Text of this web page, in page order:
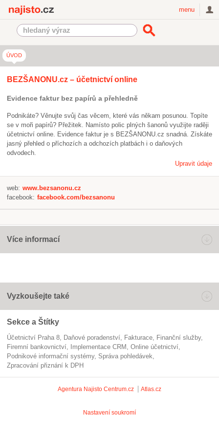
menu
ÚVOD
BEZŠANONU.cz – účetnictví online
Evidence faktur bez papírů a přehledně
Podnikáte? Věnujte svůj čas věcem, které vás někam posunou. Topíte
se v moři papírů? Přežitek. Namísto polic plných šanonů využijte raději
účetnictví online. Evidence faktur je s BEZŠANONU.cz snadná. Získáte
jasný přehled o příchozích a odchozích platbách i o daňových
odvodech.
Upravit údaje
web: www.bezsanonu.cz
facebook: facebook.com/bezsanonu
Více informací
Vyzkoušejte také
Sekce a Štítky
Účetnictví Praha 8 daňové poradenství fakturace
Finanční služby
firemní bankovnictví
implementace CRM
online účetnictví
podnikové informační systémy
správa pohledávek
zpracování přiznání k DPH
Agentura Najisto Centrum.cz Atlas.cz
Nastavení soukromí